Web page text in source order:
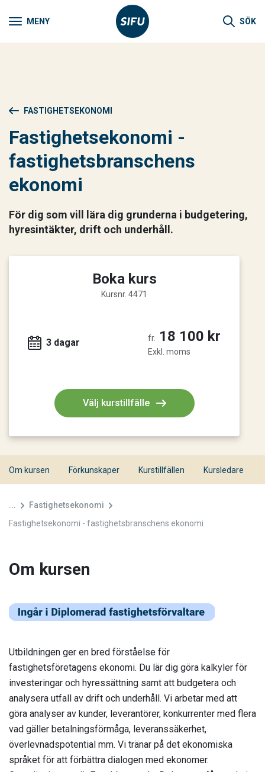
MENY SÖK
FASTIGHETSEKONOMI
Fastighetsekonomi -
fastighetsbranschens
ekonomi
För dig som vill lära dig grunderna i budgetering,
hyresintäkter, drift och underhåll.
Boka kurs
Kursnr. 4471
3 dagar fr. 18 100 kr
Exkl. moms
Välj kurstillfälle
Om kursen Förkunskaper Kurstillfällen Kursledare
...
Fastighetsekonomi
Fastighetsekonomi - fastighetsbranschens ekonomi
Om kursen
Utbildningen ger en bred förståelse för
fastighetsföretagens ekonomi. Du lär dig göra kalkyler för
investeringar och hyressättning samt att budgetera och
analysera utfall av drift och underhåll. Vi arbetar med att
göra analyser av kunder, leverantörer, konkurrenter med flera
vad gäller betalningsförmåga, leveranssäkerhet,
överlevnadspotential mm. Vi tränar på det ekonomiska
språket för att förbättra dialogen med ekonomer.